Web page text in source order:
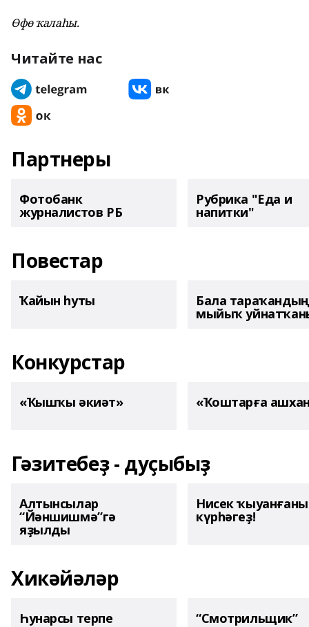
Өфө ҡалаһы.
Читайте нас
Партнеры
Фотобанк
журналистов РБ
Рубрика "Еда и
напитки"
Повестар
Ҡайын һуты Бала тараҡандың
мыйыҡ
Конкурстар
«Ҡышҡы әкиәт» «Ҡоштарға
Гәзитебеҙ - дуҫыбыҙ
Алтынсылар
“Йәншишмә”гә
яҙылды
Нисек
күрһәгеҙ!
Хикәйәләр
Һунарсы терпе “Смотрильщик”